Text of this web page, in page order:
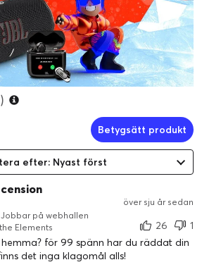
Betygsätt produkt
efter: Nyast först
över sju år sedan
Jobbar på webhallen
Elements
26
1
för 99 spänn har du räddat din
det inga klagomål alls!